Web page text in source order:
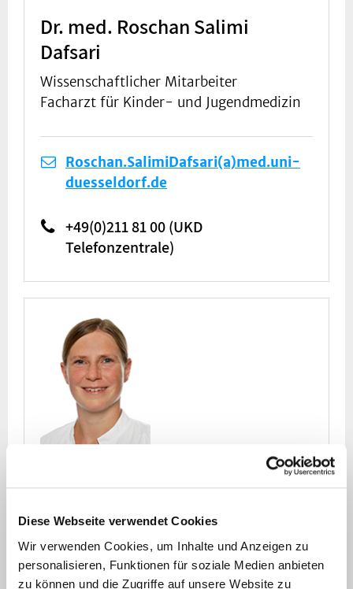
Diese Webseite verwendet Cookies
Wir verwenden Cookies, um Inhalte und Anzeigen zu
personalisieren, Funktionen für soziale Medien anbieten
zu können und die Zugriffe auf unsere Website zu
Dr. med. Roschan Salimi
Dafsari
Wissenschaftlicher Mitarbeiter
Facharzt für Kinder- und Jugendmedizin
Roschan.SalimiDafsari(a)med.uni-
duesseldorf.de
+49(0)211 81 00 (UKD
Telefonzentrale)
Dr. med. Susanne Weiß
Wissenschaftliche Mitarbeiterin
Fachärztin für Kinder und Jugendmedizin